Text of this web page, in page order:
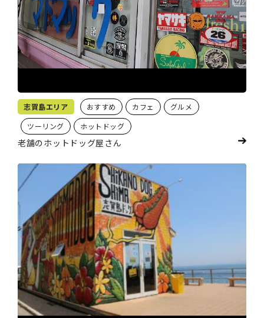
志賀島エリア おすすめ カフェ
グルメ
ツーリング
ホットドッグ
老舗のホットドッグ屋さん